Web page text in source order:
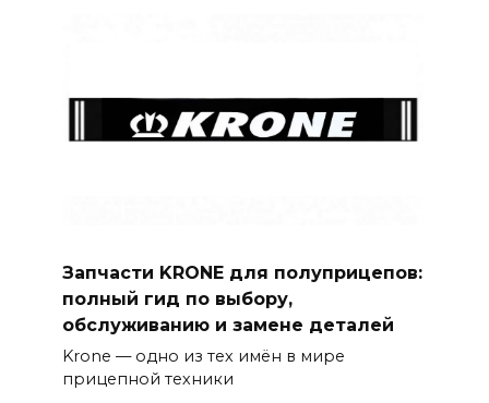
Запчасти KRONE для полуприцепов:
полный гид по выбору,
обслуживанию и замене деталей
Krone — одно из тех имён в мире
прицепной техники